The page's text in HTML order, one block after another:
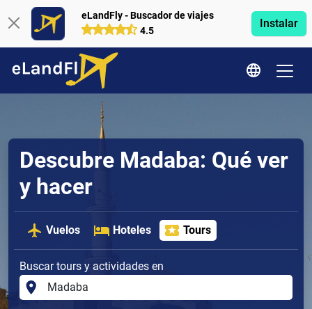
eLandFly - Buscador de viajes
4.5
Instalar
Descubre Madaba: Qué ver
y hacer
Vuelos Hoteles Tours
Buscar tours y actividades en